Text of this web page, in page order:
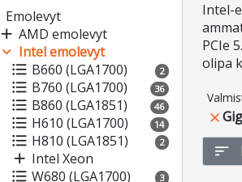
Emolevyt
add AMD emolevyt
expand_more Intel emolevyt
format_list_bulleted B660 (LGA1700) 2
format_list_bulleted B760 (LGA1700) 36
format_list_bulleted B860 (LGA1851) 46
format_list_bulleted H610 (LGA1700) 14
format_list_bulleted H810 (LGA1851) 2
add Intel Xeon
format_list_bulleted W680 (LGA1700) 3
Intel-
PCIe
olipa
close
sort